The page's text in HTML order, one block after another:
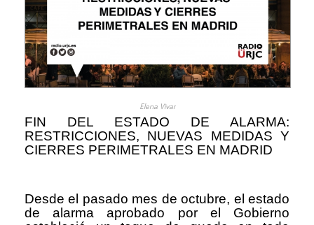
Elena Vivar
FIN DEL ESTADO DE ALARMA:
RESTRICCIONES, NUEVAS MEDIDAS Y
CIERRES PERIMETRALES EN MADRID
Desde el pasado mes de octubre, el estado
de alarma aprobado por el Gobierno